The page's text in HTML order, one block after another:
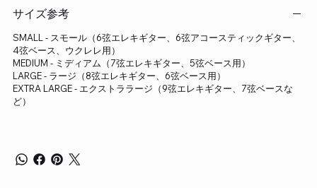
サイズ参考
SMALL - スモール（6弦エレキギター、6弦アコースティックギター、
4弦ベース、ウクレレ用）
MEDIUM - ミディアム（7弦エレキギター、5弦ベース用）
LARGE - ラージ（8弦エレキギター、6弦ベース用）
EXTRA LARGE - エクストララージ（9弦エレキギター、7弦ベースな
ど）